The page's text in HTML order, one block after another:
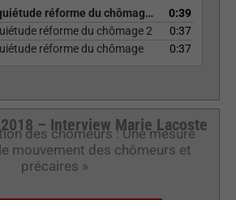
réforme du chômage 1
0:39
réforme du chômage 2
0:37
réforme du chômage 0:37
– Interview Marie Lacoste
des chômeurs : Une mesure
mouvement des chômeurs et
précaires »